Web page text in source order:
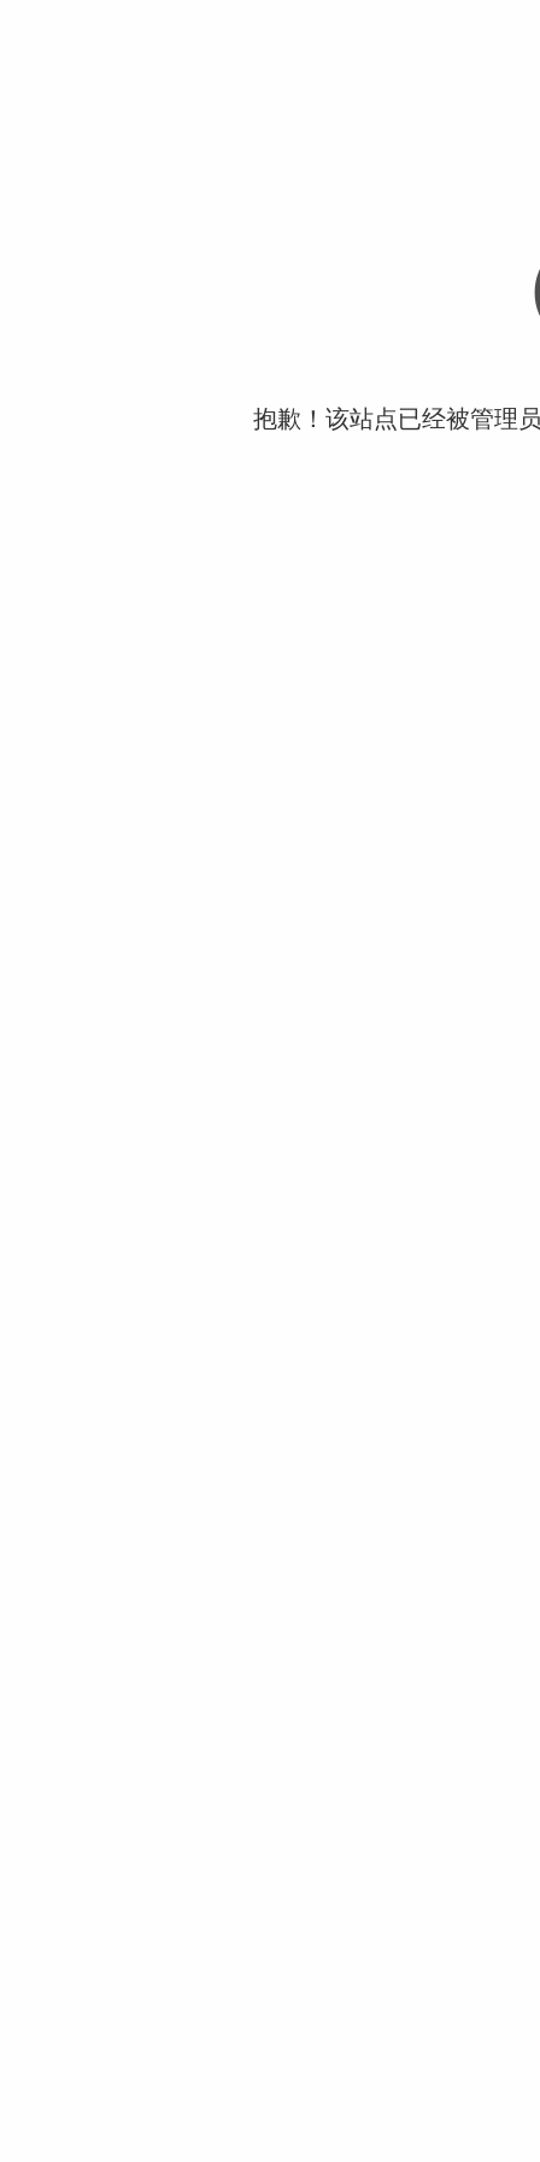
抱歉！该站点已经被管理